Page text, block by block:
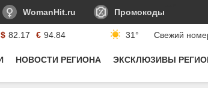
WomanHit.ru Промокоды
Курсы валюты:
$ 82.17 € 94.84 31° Свежий
НОВОСТИ РЕГИОНА ЭКСКЛЮЗИВЫ